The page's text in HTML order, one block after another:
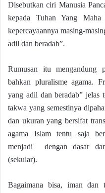
Disebutkan ciri Manusia
kepada Tuhan Yang
kepercayaannya masing-
adil dan beradab”.
Rumusan itu mengandung
bahkan pluralisme agama.
yang adil dan beradab” jelas
takwa yang semestinya
dan ukuran yang bersifat
agama Islam tentu saja
menjadi dengan dasar
(sekular).
Bagaimana bisa, iman dan